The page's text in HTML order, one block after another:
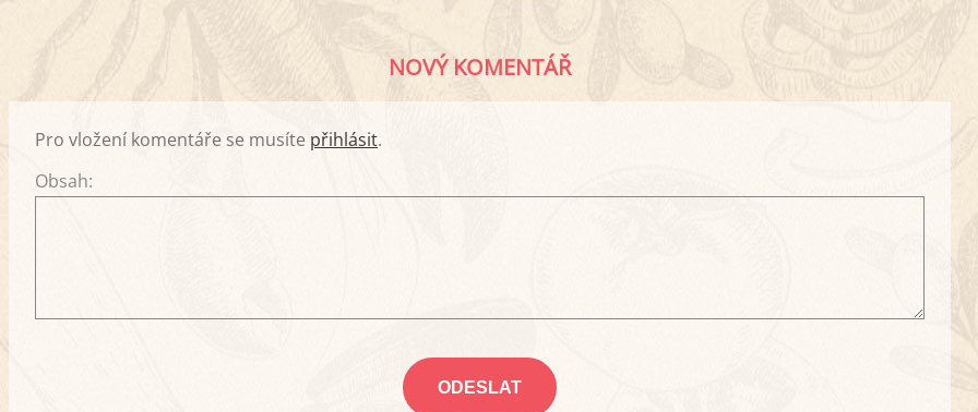
NOVÝ KOMENTÁŘ
Pro vložení komentáře se musíte přihlásit.
Obsah: